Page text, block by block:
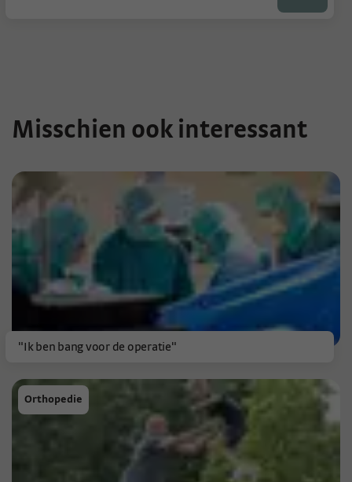
Misschien ook interessant
"Ik ben bang voor de operatie"
Orthopedie